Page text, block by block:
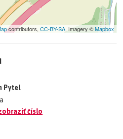
contributors, CC-BY-SA, Imagery ©Mapbox
Pytel
číslo